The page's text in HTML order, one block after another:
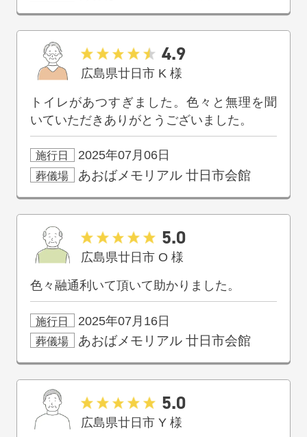
広島県廿日市 K様
4.9
施行日 2025年07月06日
トイレがあつすぎました。色々と無理を聞
いていただきありがとうございました。
葬儀場 あおばメモリアル 廿日市会館
広島県廿日市 O様
5.0
施行日 2025年07月16日
色々融通利いて頂いて助かりました。
葬儀場 あおばメモリアル 廿日市会館
広島県廿日市 Y様
5.0